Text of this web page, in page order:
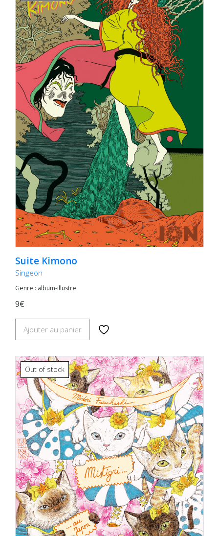
Suite Kimono
Singeon
Genre : album-illustre
9€
Ajouter au panier
Out of stock